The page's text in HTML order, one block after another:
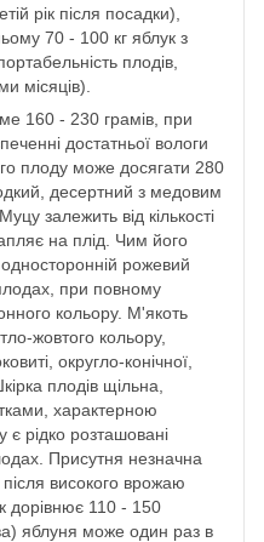
рік після посадки),
70 - 100 кг яблук з
плодів,
місяців).
160 - 230 грамів, при
достатньої вологи
плоду може досягати 280
десертний з медовим
залежить від кількості
на плід. Чим його
рожевий
при повному
кольору. М'якоть
жовтого кольору,
округло-конічної,
плодів щільна,
характерною
є рідко розташовані
Присутня незначна
високого врожаю
дорівнює 110 - 150
яблуня може один раз в